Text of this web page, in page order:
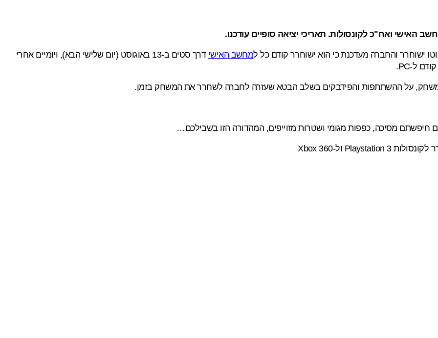
האישי ואח"כ לקונסולות. תאריכי יציאה סופיים עודכנו.
מחשב האישי
דרך סטים ב-13 באוגוסט (יום שלישי הבא), ויומיים אחרי
על ההשתתפות והפידבקים בשלב הבטא שעזרה לחברה לשחרר את המשחק בזמן.